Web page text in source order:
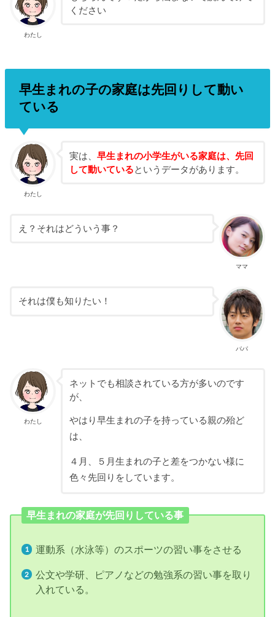
わたし
ください
早生まれの子の家庭は先回りして動い
ている
わたし
実は、 早生まれの小学生がいる家庭は、先回
して動いているというデータがあります。
ママ
え？それはどういう事？
パパ
それは僕も知りたい！
わたし
ネットでも相談されている方が多いのです
が、
やはり早生まれの子を持っている親の殆ど
は、
４月、５月生まれの子と差をつかない様に
色々先回りをしています。
早生まれの家庭が先回りしている事
運動系（水泳等）のスポーツの習い事をさせる
公文や学研、ピアノなどの勉強系の習い事を取り
入れている。